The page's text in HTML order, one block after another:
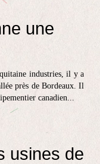
une
industries, il y a
près de Bordeaux. Il
canadien...
usines de